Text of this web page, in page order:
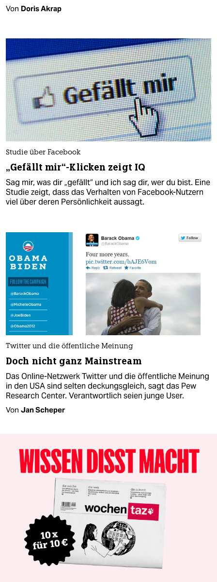
Von Doris Akrap
Studie über Facebook
„Gefällt mir“-Klicken zeigt IQ
Sag mir, was dir „gefällt“ und ich sag dir, wer du bist. Eine
Studie zeigt, dass das Verhalten von Facebook-Nutzern
viel über deren Persönlichkeit aussagt.
Twitter und die öffentliche Meinung
Doch nicht ganz Mainstream
Das Online-Netzwerk Twitter und die öffentliche Meinung
in den USA sind selten deckungsgleich, sagt das Pew
Research Center. Verantwortlich seien junge User.
Von Jan Scheper